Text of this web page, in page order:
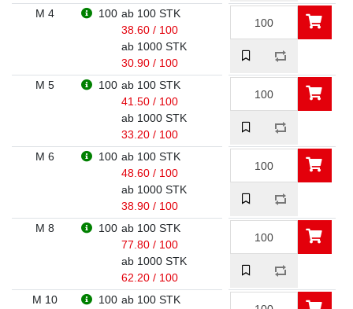
M 4
100 ab 100 STK
38.60 / 100
ab 1000 STK
30.90 / 100
M 5
100 ab 100 STK
41.50 / 100
ab 1000 STK
33.20 / 100
M 6
100 ab 100 STK
48.60 / 100
ab 1000 STK
38.90 / 100
M 8
100 ab 100 STK
77.80 / 100
ab 1000 STK
62.20 / 100
M 10
100 ab 100 STK